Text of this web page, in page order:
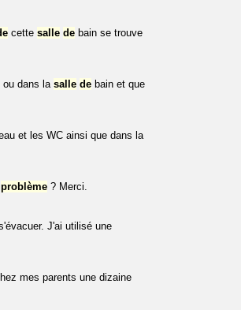
cette salle de bain se trouve
ou dans lasalle de bain et que
et les WC ainsi que dans la
problème ? Merci.
J'ai utilisé une
mes parents une dizaine